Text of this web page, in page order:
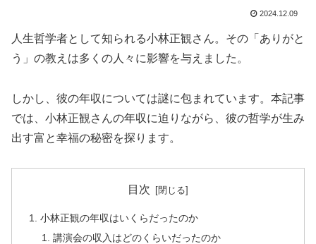
2024.12.09
人生哲学者として知られる小林正観さん。その「ありがと
う」の教えは多くの人々に影響を与えました。
しかし、彼の年収については謎に包まれています。本記事
では、小林正観さんの年収に迫りながら、彼の哲学が生み
出す富と幸福の秘密を探ります。
目次
小林正観の年収はいくらだったのか
講演会の収入はどのくらいだったのか